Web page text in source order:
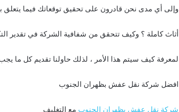
وإلى أي مدى نحن قادرون على تحقيق توقعاتك فيما يتعلق
أثاث كاملة ؟ وكيف تتحقق من شفافية الشركة في تقدير
لمعرفة كيف سيتم هذا الأمر ، لذلك حاولنا تقديم كل ما
افضل شركة نقل عفش بظهران الجنوب
شركة نقل عفش بظهران الجنوب مع التغليف